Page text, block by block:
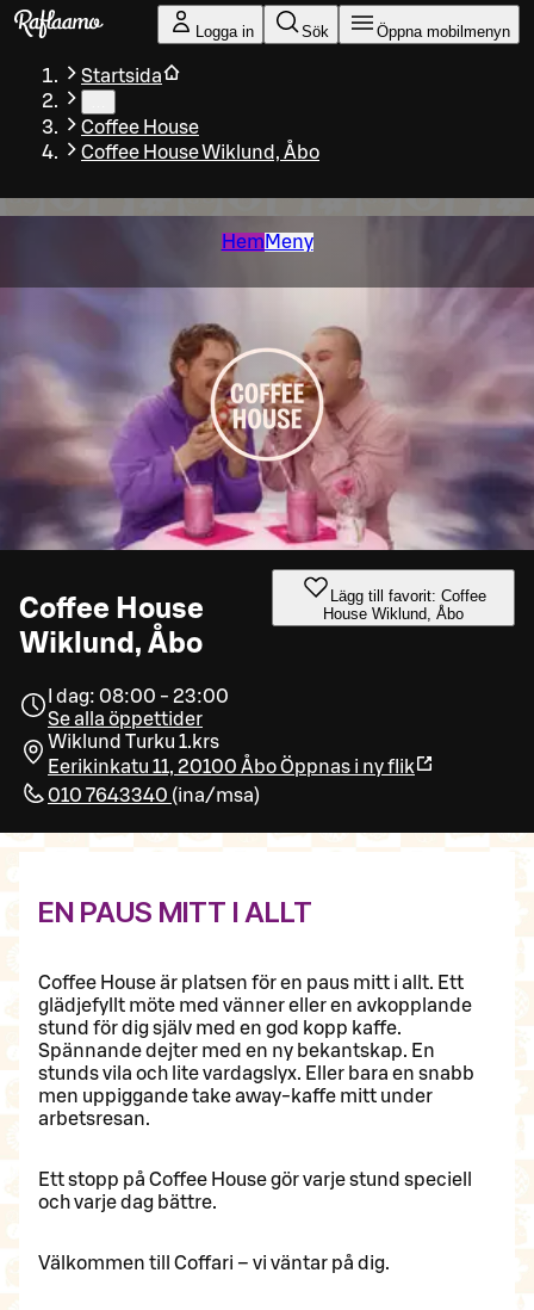
Gå till huvudinnehållet
Logga in Sök Öppna mobilmenyn
Startsida
Coffee House
Coffee House Wiklund, Åbo
Hem Meny
Coffee House
Wiklund, Åbo
Lägg till favorit: Coffee
House Wiklund, Åbo
I dag: 08:00 - 23:00
Se alla öppettider
Wiklund Turku 1.krs
Eerikinkatu 11, 20100 ÅboÖppnas i ny flik
010 7643340 (ina/msa)
EN PAUS MITT I ALLT
Coffee House är platsen för en paus mitt i allt. Ett
glädjefyllt möte med vänner eller en avkopplande
stund för dig själv med en god kopp kaffe.
Spännande dejter med en ny bekantskap. En
stunds vila och lite vardagslyx. Eller bara en snabb
men uppiggande take away-kaffe mitt under
arbetsresan.
Ett stopp på Coffee House gör varje stund speciell
och varje dag bättre.
Välkommen till Coffari – vi väntar på dig.